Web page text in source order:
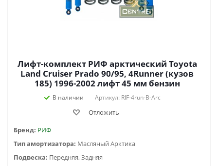
Лифт-комплект РИФ арктический Toyota
Land Cruiser Prado 90/95, 4Runner (кузов
185) 1996-2002 лифт 45 мм бензин
В наличии Артикул: RIF-4run-B-Arc
Отложить
Бренд: РИФ
Тип амортизатора: Масляный Арктика
Подвеска: Передняя, Задняя